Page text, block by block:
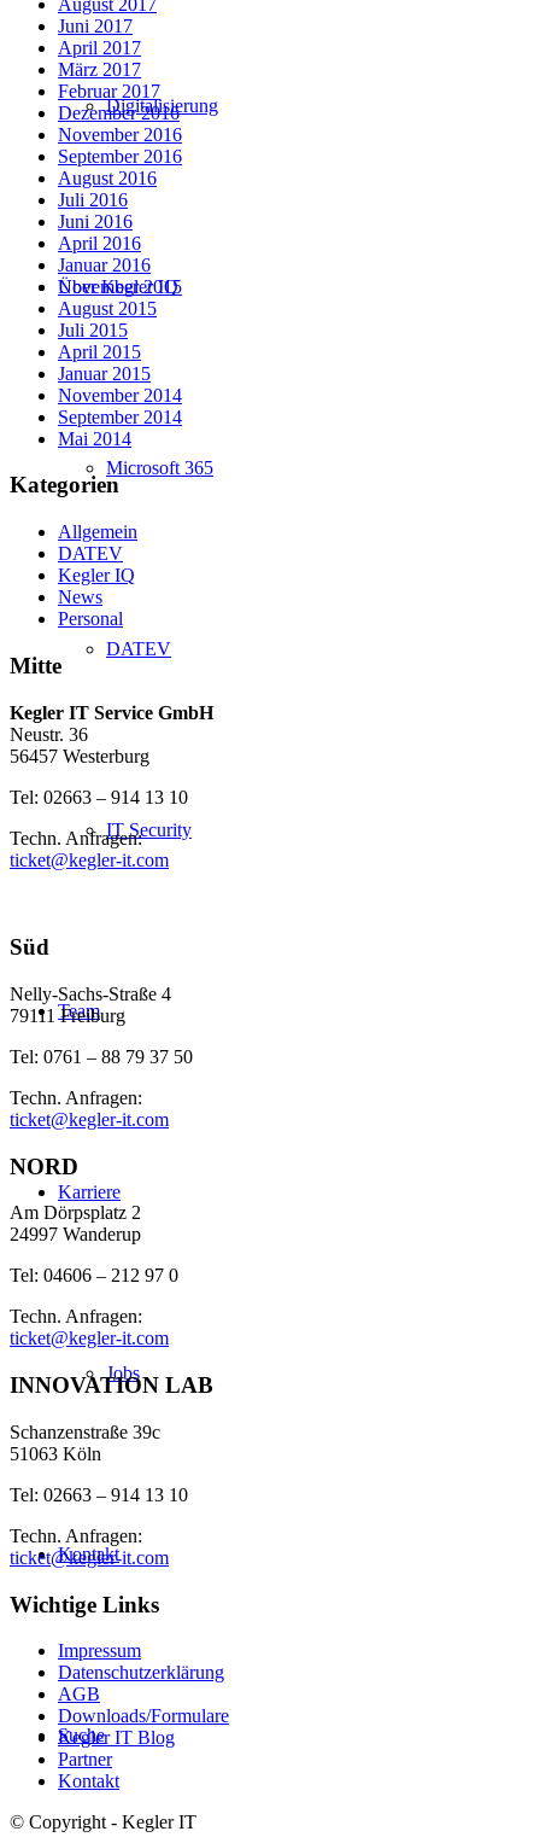
Digitalisierung
Über Kegler IQ
Microsoft 365
DATEV
IT Security
Team
Karriere
Jobs
Kontakt
Suche
Juni 2017
April 2017
März 2017
Februar 2017
Dezember 2016
November 2016
September 2016
August 2016
Juli 2016
Juni 2016
April 2016
Januar 2016
November 2015
August 2015
Juli 2015
April 2015
Januar 2015
November 2014
September 2014
Mai 2014
Kategorien
Allgemein
DATEV
Kegler IQ
News
Personal
Mitte
Kegler IT Service GmbH
Neustr. 36
56457 Westerburg
Tel: 02663 – 914 13 10
Techn. Anfragen:
ticket@kegler-it.com
Süd
Nelly-Sachs-Straße 4
79111 Freiburg
Tel: 0761 – 88 79 37 50
Techn. Anfragen:
ticket@kegler-it.com
NORD
Am Dörpsplatz 2
24997 Wanderup
Tel: 04606 – 212 97 0
Techn. Anfragen:
ticket@kegler-it.com
INNOVATION LAB
Schanzenstraße 39c
51063 Köln
Tel: 02663 – 914 13 10
Techn. Anfragen:
ticket@kegler-it.com
Wichtige Links
Impressum
Datenschutzerklärung
AGB
Downloads/Formulare
Kegler IT Blog
Partner
Kontakt
© Copyright - Kegler IT